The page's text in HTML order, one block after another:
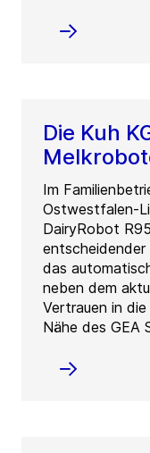
Die Kuh
Im
Ostwestfalen-
DairyRobot
entscheidender
das
neben dem
Vertrauen in
Nähe des GEA